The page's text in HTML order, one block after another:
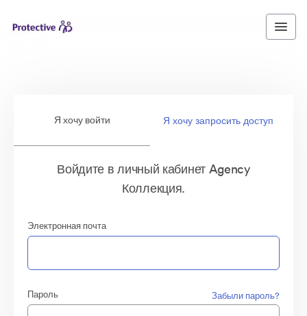
Я хочу войти Я хочу запросить доступ
Войдите в личный кабинет Agency
Коллекция.
Электронная почта
Пароль Забыли пароль?